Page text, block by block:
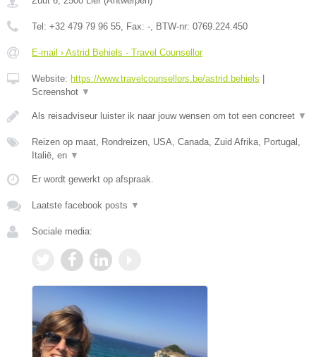
Tel: +32 479 79 96 55 , Fax: - , BTW-nr: 0769.224.450
E-mail › Astrid Behiels - Travel Counsellor
Website: https://www.travelcounsellors.be/astrid.behiels
Screenshot ▼
Als reisadviseur luister ik naar jouw wensen om tot een concreet ▼
Reizen op maat, Rondreizen, USA, Canada, Zuid Afrika, Portugal,
Italië, en ▼
Er wordt gewerkt op afspraak.
Laatste facebook posts ▼
Sociale media: